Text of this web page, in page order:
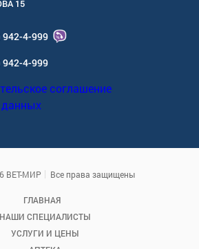
15
942-4-999
942-4-999
соглашение
данных
ВЕТ-МИР Все права защищены
ГЛАВНАЯ
НАШИ СПЕЦИАЛИСТЫ
УСЛУГИ И ЦЕНЫ